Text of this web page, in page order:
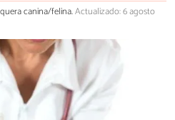
canina/felina.Actualizado: 6 agosto